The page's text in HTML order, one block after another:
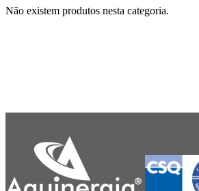
Não existem produtos nesta categoria.